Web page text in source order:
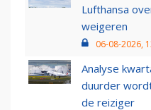
Lufthansa
weigeren
06-08-2026,
Analyse
duurder
de reiziger